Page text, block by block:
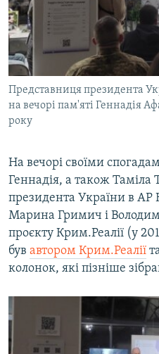
Представниця президента
на вечорі пам'яті Геннадія
року
На вечорі своїми
Геннадія, а також
президента України в
Марина Гримич і
проєкту Крим.Реалії (у
був автором Крим.Реалії
колонок, які пізніше